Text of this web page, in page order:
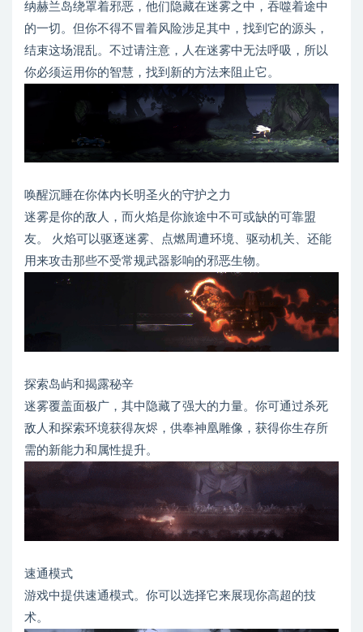
纳赫兰岛绕罩着邪恶，他们隐藏在迷雾之中，吞噬着途中
的一切。但你不得不冒着风险涉足其中，找到它的源头，
结束这场混乱。不过请注意，人在迷雾中无法呼吸，所以
你必须运用你的智慧，找到新的方法来阻止它。
唤醒沉睡在你体内长明圣火的守护之力
迷雾是你的敌人，而火焰是你旅途中不可或缺的可靠盟
友。 火焰可以驱逐迷雾、点燃周遭环境、驱动机关、还能
用来攻击那些不受常规武器影响的邪恶生物。
探索岛屿和揭露秘辛
迷雾覆盖面极广，其中隐藏了强大的力量。你可通过杀死
敌人和探索环境获得灰烬，供奉神凰雕像，获得你生存所
需的新能力和属性提升。
速通模式
游戏中提供速通模式。你可以选择它来展现你高超的技
术。